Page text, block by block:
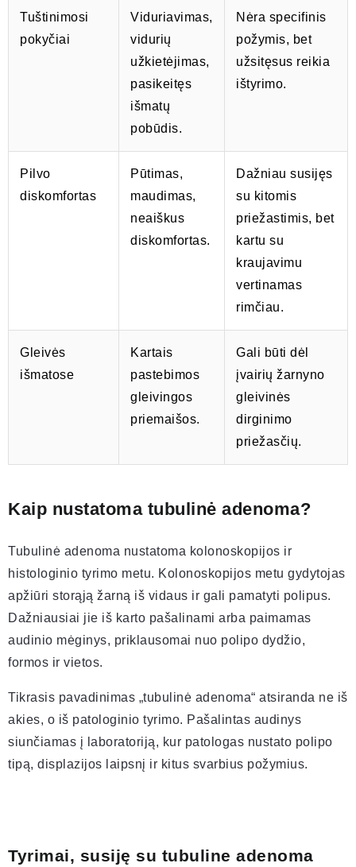
Tuštinimosi
pokyčiai
Viduriavimas,
vidurių
užkietėjimas,
pasikeitęs
išmatų
pobūdis.
Nėra specifinis
požymis, bet
užsitęsus reikia
ištyrimo.
Pilvo
diskomfortas
Pūtimas,
maudimas,
neaiškus
diskomfortas.
Dažniau susijęs
su kitomis
priežastimis, bet
kartu su
kraujavimu
vertinamas
rimčiau.
Gleivės
išmatose
Kartais
pastebimos
gleivingos
priemaišos.
Gali būti dėl
įvairių žarnyno
gleivinės
dirginimo
priežasčių.
Kaip nustatoma tubulinė adenoma?
Tubulinė adenoma nustatoma kolonoskopijos ir
histologinio tyrimo metu. Kolonoskopijos metu gydytojas
apžiūri storąją žarną iš vidaus ir gali pamatyti polipus.
Dažniausiai jie iš karto pašalinami arba paimamas
audinio mėginys, priklausomai nuo polipo dydžio,
formos ir vietos.
Tikrasis pavadinimas „tubulinė adenoma“ atsiranda ne iš
akies, o iš patologinio tyrimo. Pašalintas audinys
siunčiamas į laboratoriją, kur patologas nustato polipo
tipą, displazijos laipsnį ir kitus svarbius požymius.
Tyrimai, susiję su tubuline adenoma